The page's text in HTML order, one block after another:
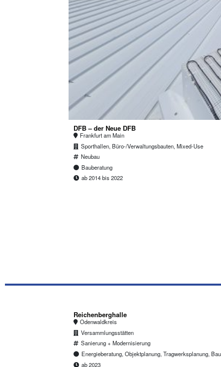
DFB – der Neue DFB
Frankfurt am Main
Sporthallen, Büro-/Verwaltungsbauten, Mixed-Use
Neubau
Bauberatung
ab 2014 bis 2022
Reichenberghalle
Odenwaldkreis
Versammlungsstätten
Sanierung + Modernisierung
Energieberatung, Objektplanung, Tragwerksplanung,
ab 2023